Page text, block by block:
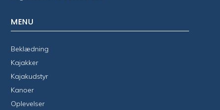
MENU
Beklædning
Kajakker
Kajakudstyr
Kanoer
Oplevelser